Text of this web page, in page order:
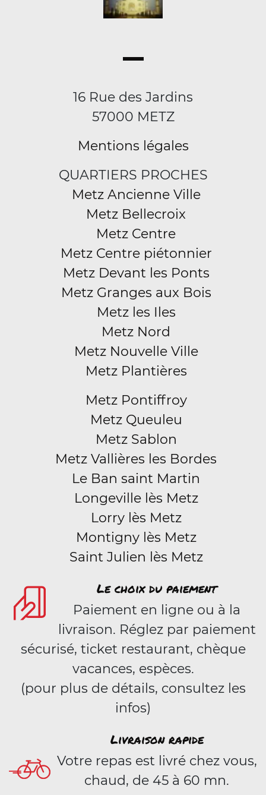
16 Rue des Jardins
57000 METZ
Mentions légales
QUARTIERS PROCHES
Metz Ancienne Ville
Metz Bellecroix
Metz Centre
Metz Centre piétonnier
Metz Devant les Ponts
Metz Granges aux Bois
Metz les Iles
Metz Nord
Metz Nouvelle Ville
Metz Plantières
Metz Pontiffroy
Metz Queuleu
Metz Sablon
Metz Vallières les Bordes
Le Ban saint Martin
Longeville lès Metz
Lorry lès Metz
Montigny lès Metz
Saint Julien lès Metz
Le choix du paiement
Paiement en ligne ou à la
livraison. Réglez par paiement
sécurisé, ticket restaurant, chèque
vacances, espèces.
(pour plus de détails, consultez les
infos)
Livraison rapide
Votre repas est livré chez vous,
chaud, de 45 à 60 mn.